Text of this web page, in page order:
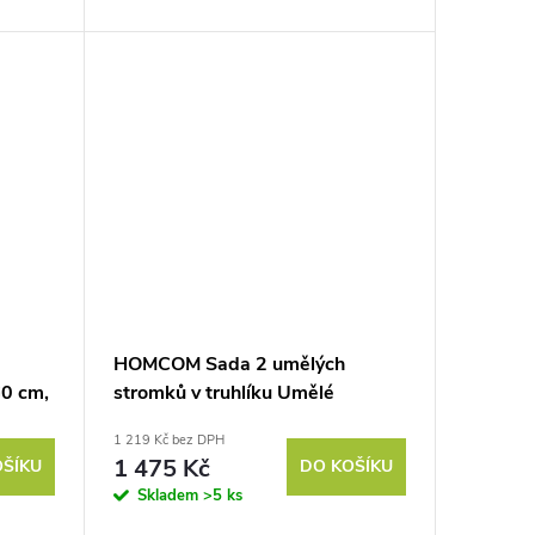
cm,
HOMCOM Sada 2 umělých
stromků v truhlíku Umělé
1 květináč, 28 cm x 28 cm x 60
cm, zelená barva
1 219 Kč bez DPH
1 475 Kč
Skladem >5 ks
DO KOŠÍKU